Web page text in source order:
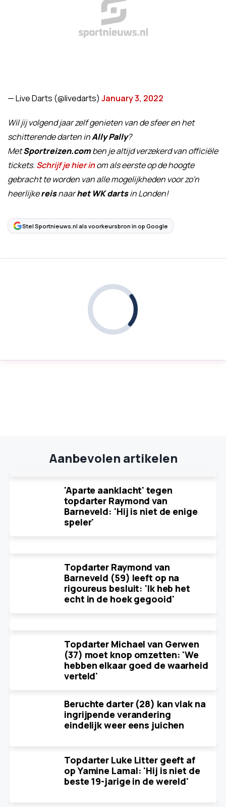
— Live Darts (@livedarts) January 3, 2022
Wil jij volgend jaar zelf genieten van de sfeer en het
schitterende darten inAlly Pally?
MetSportreizen.comben je altijd verzekerd van officiële
tickets. Schrijf je hier inom als eerste op de hoogte
gebracht te worden van alle mogelijkheden voor zo'n
heerlijkereisnaarhet WK dartsin Londen!
Stel Sportnieuws.nl als voorkeursbron in op Google
Aanbevolen artikelen
'Aparte aanklacht' tegen
topdarter Raymond van
Barneveld: 'Hij is niet de enige
speler'
Topdarter Raymond van
Barneveld (59) leeft op na
rigoureus besluit: 'Ik heb het
echt in de hoek gegooid'
Topdarter Michael van Gerwen
(37) moet knop omzetten: 'We
hebben elkaar goed de waarheid
verteld'
Beruchte darter (28) kan vlak na
ingrijpende verandering
eindelijk weer eens juichen
Topdarter Luke Litter geeft af
op Yamine Lamal: 'Hij is niet de
beste 19-jarige in de wereld'